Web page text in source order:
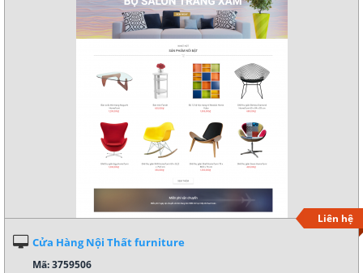
Liên hệ
Cửa Hàng Nội Thất furniture
Mã: 3759506